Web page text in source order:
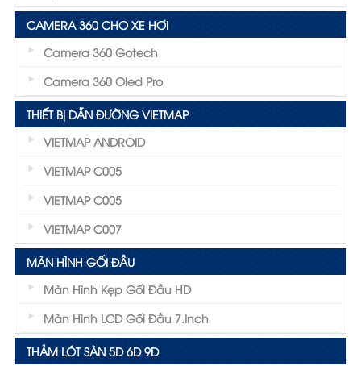
CAMERA 360 CHO XE HƠI
Camera 360 Gotech
Camera 360 Oled Pro
THIẾT BỊ DẪN ĐƯỜNG VIETMAP
VIETMAP ANDROID
VIETMAP C005
VIETMAP C005
VIETMAP C007
MÀN HÌNH GỐI ĐẦU
Màn Hình Kẹp Gối Đầu HD
Màn Hình LCD Gối Đầu 7.inch
THẢM LÓT SÀN 5D 6D 9D